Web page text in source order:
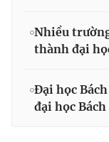
Nhiều
thành đại
Đại học
đại học